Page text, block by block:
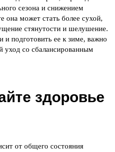
сезона и снижением
она может стать более сухой,
стянутости и шелушение.
и подготовить ее к зиме, важно
уход со сбалансированным
здоровье
от общего состояния